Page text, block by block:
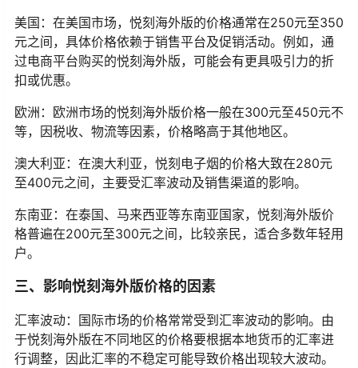
美国：在美国市场，悦刻海外版的价格通常在250元至350
元之间，具体价格依赖于销售平台及促销活动。例如，通
过电商平台购买的悦刻海外版，可能会有更具吸引力的折
扣或优惠。
欧洲：欧洲市场的悦刻海外版价格一般在300元至450元不
等，因税收、物流等因素，价格略高于其他地区。
澳大利亚：在澳大利亚，悦刻电子烟的价格大致在280元
至400元之间，主要受汇率波动及销售渠道的影响。
东南亚：在泰国、马来西亚等东南亚国家，悦刻海外版价
格普遍在200元至300元之间，比较亲民，适合多数年轻用
户。
三、影响悦刻海外版价格的因素
汇率波动：国际市场的价格常常受到汇率波动的影响。由
于悦刻海外版在不同地区的价格要根据本地货币的汇率进
行调整，因此汇率的不稳定可能导致价格出现较大波动。